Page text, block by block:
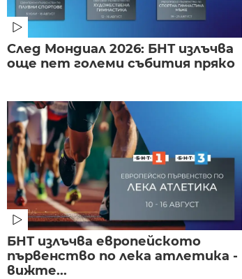
След Мондиал 2026: БНТ излъчва
още пет големи събития пряко
БНТ излъчва европейското
първенство по лека атлетика -
вижте...